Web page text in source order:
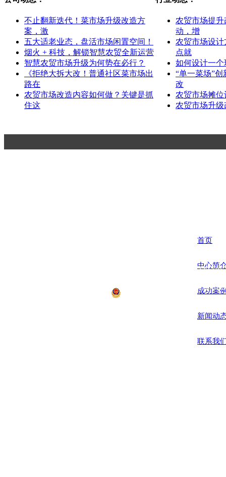
不止翻新迭代！菜市场升级改造方
案，激
五大适老业态，盘活市场闲置空间！
烟火 + 科技，解锁智慧农贸全新运营
智慧农贸市场升级为何势在必行？
《拒绝大拆大改！普通社区菜市场出
路在
农贸市场改造内容如何做？关键是抓
住这
农贸市场提
动，增
农贸市场设
点就
如何设计一
“单一菜场”
改
农贸市场摊
农贸市场升
首页
中心简
成功案
新闻动
联系我
联系方式
地址：杭州市萧山